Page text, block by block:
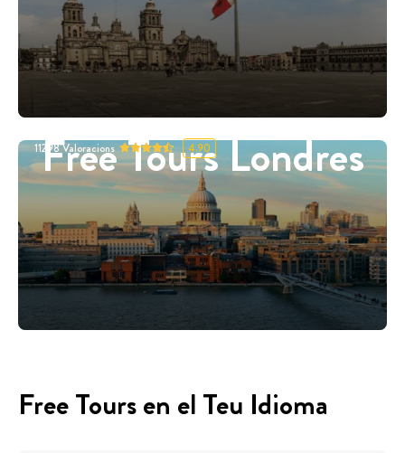
Free Tours Londres
11298Valoracions 4.90
Free Tours en el Teu Idioma